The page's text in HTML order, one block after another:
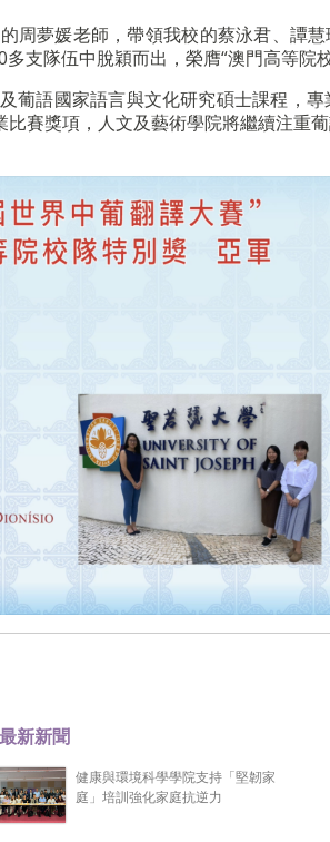
周夢媛老師，帶領我校的蔡泳君、譚
支隊伍中脫穎而出，榮膺“澳門高等院校
葡語國家語言與文化研究碩士課程，
比賽獎項，人文及藝術學院將繼續注重
最新新聞
健康與環境科學學院支持「堅韌家
庭」培訓強化家庭抗逆力